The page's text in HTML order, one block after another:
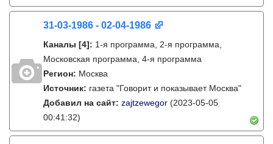
31-03-1986 - 02-04-1986
Каналы [4]: 1-я программа, 2-я программа,
Московская программа, 4-я программа
Регион: Москва
Источник: газета "Говорит и показывает Москва"
Добавил на сайт: zajtzewegor (2023-05-05
00:41:32)